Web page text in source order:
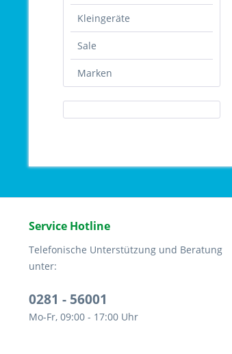
Kleingeräte
Sale
Marken
Service Hotline
Telefonische Unterstützung und Beratung
unter:
0281 - 56001
Mo-Fr, 09:00 - 17:00 Uhr